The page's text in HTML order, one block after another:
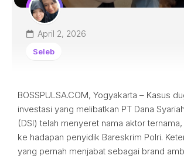
April 2, 2026
Seleb
BOSSPULSA.COM, Yogyakarta – Kasus
investasi yang melibatkan PT Dana
(DSI) telah menyeret nama aktor
ke hadapan penyidik Bareskrim Polri.
yang pernah menjabat sebagai brand